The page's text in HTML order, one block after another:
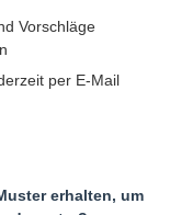
Vorschläge
per E-Mail
erhalten, um